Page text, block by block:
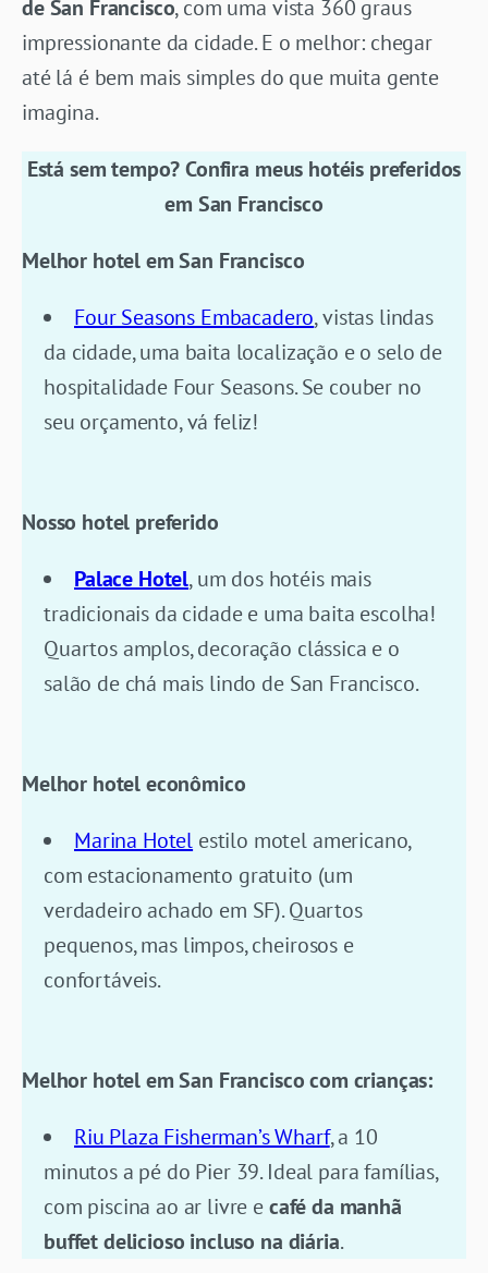
de San Francisco, com uma vista 360 graus
impressionante da cidade. E o melhor: chegar
até lá é bem mais simples do que muita gente
imagina.
Está sem tempo? Confira meus hotéis preferidos
em San Francisco
Melhor hotel em San Francisco
Four Seasons Embacadero, vistas lindas
da cidade, uma baita localização e o selo de
hospitalidade Four Seasons. Se couber no
seu orçamento, vá feliz!
Nosso hotel preferido
Palace Hotel, um dos hotéis mais
tradicionais da cidade e uma baita escolha!
Quartos amplos, decoração clássica e o
salão de chá mais lindo de San Francisco.
Melhor hotel econômico
Marina Hotel estilo motel americano,
com estacionamento gratuito (um
verdadeiro achado em SF). Quartos
pequenos, mas limpos, cheirosos e
confortáveis.
Melhor hotel em San Francisco com crianças:
Riu Plaza Fisherman’s Wharf, a 10
minutos a pé do Pier 39. Ideal para famílias,
com piscina ao ar livre ecafé da manhã
buffet delicioso incluso na diária.